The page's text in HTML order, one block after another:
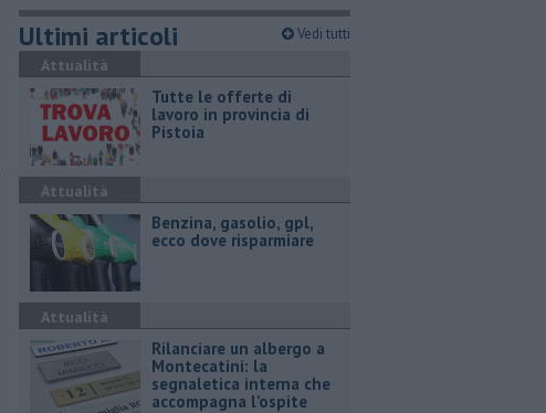
Ultimi articoli Vedi tutti
Attualità
​Tutte le offerte di
lavoro in provincia di
Pistoia
Attualità
​Benzina, gasolio, gpl,
ecco dove risparmiare
Attualità
Rilanciare un albergo a
Montecatini: la
segnaletica interna che
accompagna l’ospite